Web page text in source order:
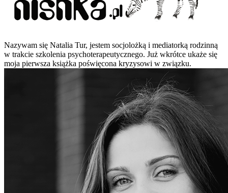
Nazywam się Natalia Tur, jestem socjolożką i mediatorką rodzinną
w trakcie szkolenia psychoterapeutycznego. Już wkrótce ukaże się
moja pierwsza książka poświęcona kryzysowi w związku.